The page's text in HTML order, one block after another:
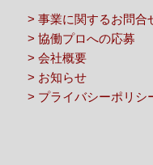
> 事業に関するお問合
> 協働プロへの応募
> 会社概要
> お知らせ
> プライバシーポリシ